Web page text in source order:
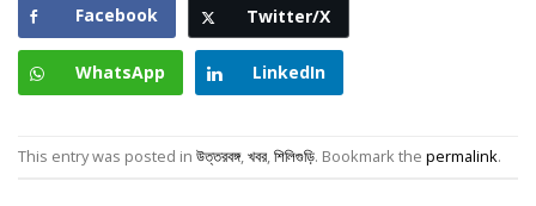
Facebook Twitter/X
WhatsApp LinkedIn
This entry was posted in উত্তরবঙ্গ,খবর,শিলিগুড়ি. Bookmark the permalink.